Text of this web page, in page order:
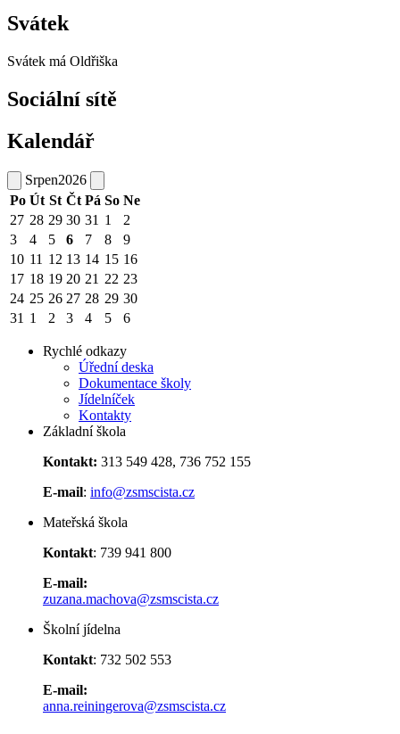
Svátek
Svátek má Oldřiška
Sociální sítě
Kalendář
Srpen2026
Po Út St Čt Pá So Ne
27 28 29 30 31 1
2
3
4 5 6 7 8
9
10 11 12 13 14 15 16
17 18 19 20 21 22 23
24 25 26 27 28 29 30
31 1 2 3 4 5 6
Rychlé odkazy
Úřední deska
Dokumentace školy
Jídelníček
Kontakty
Základní škola
Kontakt: 313 549 428, 736 752 155
E-mail: info@zsmscista.cz
Mateřská škola
Kontakt: 739 941 800
E-mail:
zuzana.machova@zsmscista.cz
Školní jídelna
Kontakt: 732 502 553
E-mail:
anna.reiningerova@zsmscista.cz